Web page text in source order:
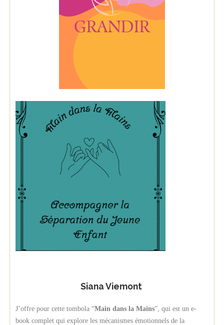
Siana Viemont
J’offre pour cette tombola “Main dans la Mains”, qui est un e-
book complet qui explore les mécanismes émotionnels de la